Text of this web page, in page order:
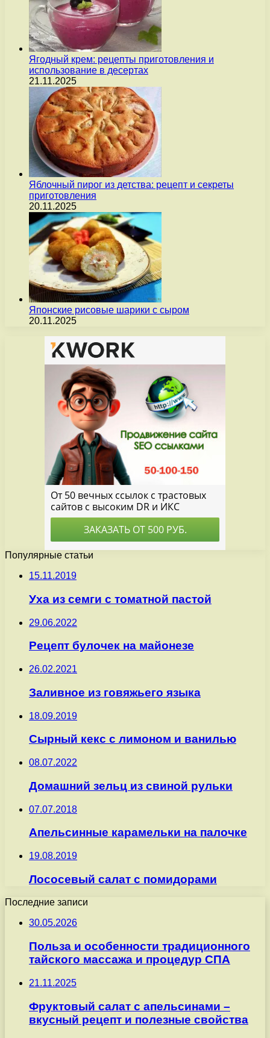
Ягодный крем: рецепты приготовления и
использование в десертах
21.11.2025
Яблочный пирог из детства: рецепт и секреты
приготовления
20.11.2025
Японские рисовые шарики с сыром
20.11.2025
Популярные статьи
15.11.2019
Уха из семги с томатной пастой
29.06.2022
Рецепт булочек на майонезе
26.02.2021
Заливное из говяжьего языка
18.09.2019
Сырный кекс с лимоном и ванилью
08.07.2022
Домашний зельц из свиной рульки
07.07.2018
Апельсинные карамельки на палочке
19.08.2019
Лососевый салат с помидорами
Последние записи
30.05.2026
Польза и особенности традиционного
тайского массажа и процедур СПА
21.11.2025
Фруктовый салат с апельсинами –
вкусный рецепт и полезные свойства